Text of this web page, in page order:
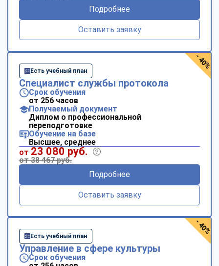
Подробнее
Оставить заявку
Есть учебный план
Специалист службы протокола
Срок обучения
от 256 часов
Получаемый документ
Диплом о профессиональной
переподготовке
Обучение на базе
Высшее, среднее
от 23 080 руб.
от 38 467 руб.
Подробнее
Оставить заявку
- 40%
Есть учебный план
Управление в сфере культуры
Срок обучения
- 40%